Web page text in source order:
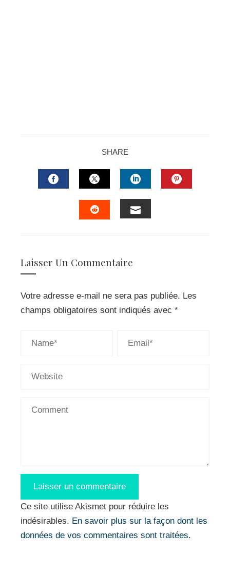
SHARE
FACEBOOKTWITTERLINKEDIN
Laisser Un Commentaire
Votre adresse e-mail ne sera pas publiée. Les
champs obligatoires sont indiqués avec *
Ce site utilise Akismet pour réduire les
indésirables. En savoir plus sur la façon dont les
données de vos commentaires sont traitées.